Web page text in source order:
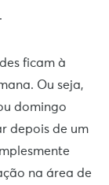
ficam à
Ou seja,
domingo
depois de um
na área de